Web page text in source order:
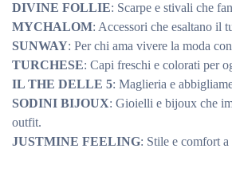
DIVINE FOLLIE: Scarpe e stivali che
MYCHALOM: Accessori che esaltano il
SUNWAY: Per chi ama vivere la moda
TURCHESE: Capi freschi e colorati per
IL THE DELLE 5: Maglieria e
SODINI BIJOUX: Gioielli e bijoux che
outfit.
JUSTMINE FEELING: Stile e comfort